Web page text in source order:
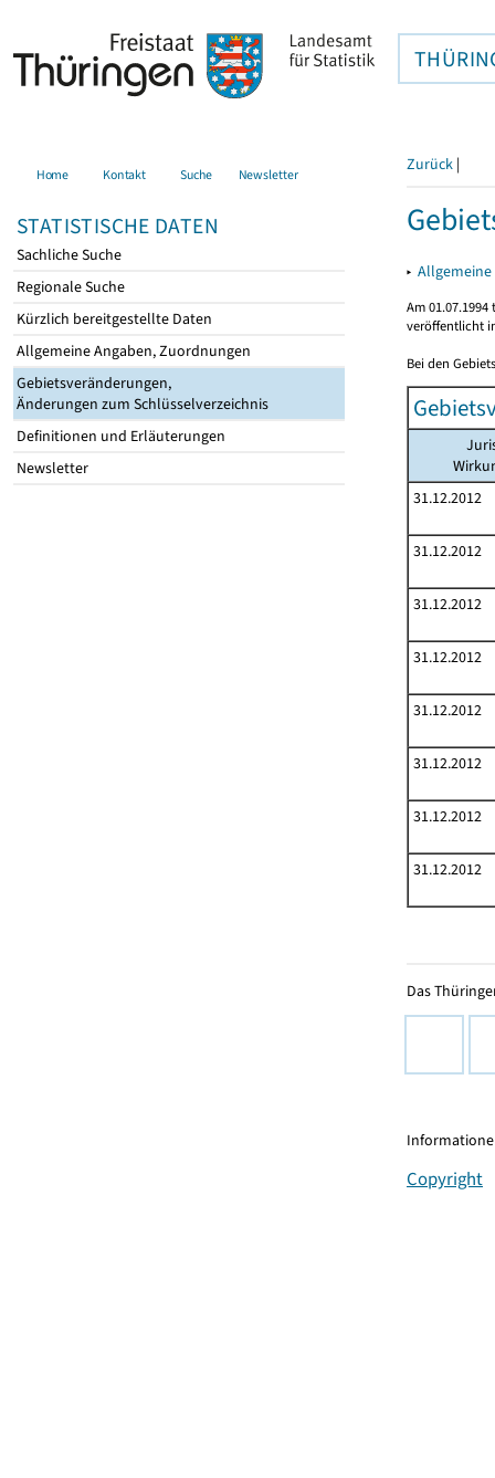
Home Kontakt Suche Newsletter
STATISTISCHE DATEN
Sachliche Suche
Regionale Suche
Kürzlich bereitgestellte Daten
Allgemeine Angaben, Zuordnungen
Gebietsveränderungen,
Änderungen zum Schlüsselverzeichnis
Definitionen und Erläuterungen
Newsletter
Zurück |
▸
Am
veröffentlicht
Bei den
31.12.2012
31.12.2012
31.12.2012
31.12.2012
31.12.2012
31.12.2012
31.12.2012
31.12.2012
Das
Copyright